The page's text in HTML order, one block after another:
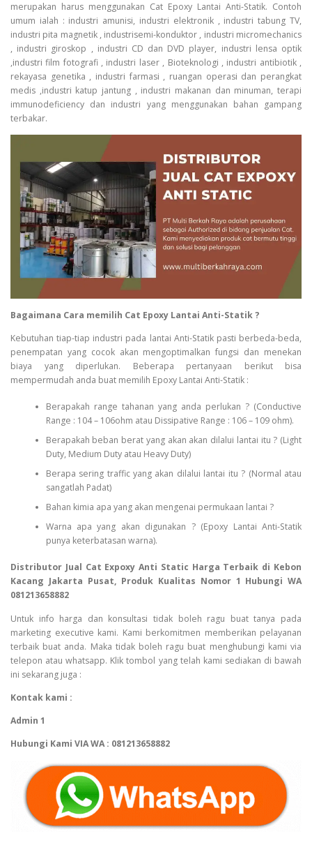
merupakan harus menggunakan Cat Epoxy Lantai Anti-Statik. Contoh
umum ialah : industri amunisi, industri elektronik , industri tabung TV,
industri pita magnetik , industrisemi-konduktor , industri micromechanics
, industri giroskop , industri CD dan DVD player, industri lensa optik
,industri film fotografi , industri laser , Bioteknologi , industri antibiotik ,
rekayasa genetika , industri farmasi , ruangan operasi dan perangkat
medis ,industri katup jantung , industri makanan dan minuman, terapi
immunodeficiency dan industri yang menggunakan bahan gampang
terbakar.
Bagaimana Cara memilih Cat Epoxy Lantai Anti-Statik ?
Kebutuhan tiap-tiap industri pada lantai Anti-Statik pasti berbeda-beda,
penempatan yang cocok akan mengoptimalkan fungsi dan menekan
biaya yang diperlukan. Beberapa pertanyaan berikut bisa
mempermudah anda buat memilih Epoxy Lantai Anti-Statik :
Berapakah range tahanan yang anda perlukan ? (Conductive
Range : 104 – 106ohm atau Dissipative Range : 106 – 109 ohm).
Berapakah beban berat yang akan akan dilalui lantai itu ? (Light
Duty, Medium Duty atau Heavy Duty)
Berapa sering traffic yang akan dilalui lantai itu ? (Normal atau
sangatlah Padat)
Bahan kimia apa yang akan mengenai permukaan lantai ?
Warna apa yang akan digunakan ? (Epoxy Lantai Anti-Statik
punya keterbatasan warna).
Distributor Jual Cat Expoxy Anti Static Harga Terbaik di Kebon
Kacang Jakarta Pusat, Produk Kualitas Nomor 1 Hubungi WA
081213658882
Untuk info harga dan konsultasi tidak boleh ragu buat tanya pada
marketing executive kami. Kami berkomitmen memberikan pelayanan
terbaik buat anda. Maka tidak boleh ragu buat menghubungi kami via
telepon atau whatsapp. Klik tombol yang telah kami sediakan di bawah
ini sekarang juga :
Kontak kami :
Admin 1
Hubungi Kami VIA WA : 081213658882